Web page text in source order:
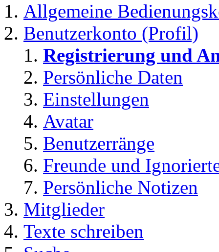
Allgemeine
Benutzerkonto (Profil)
Registrierung und
Persönliche Daten
Einstellungen
Avatar
Benutzerränge
Freunde und
Persönliche Notizen
Mitglieder
Texte schreiben